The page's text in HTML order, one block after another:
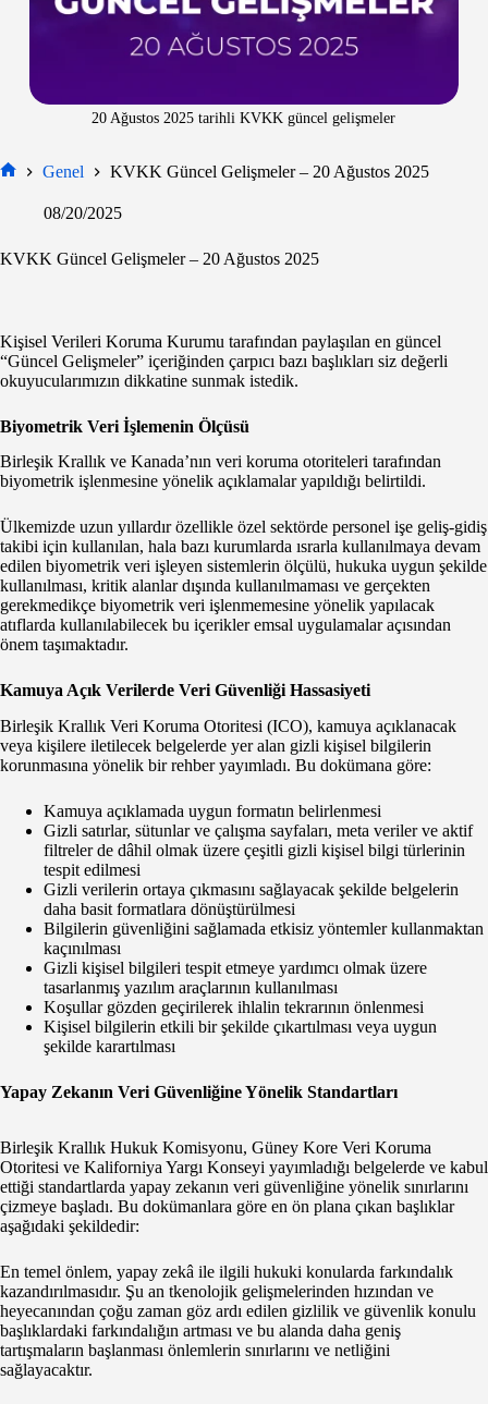
20 Ağustos 2025 tarihli KVKK güncel gelişmeler
Genel KVKK Güncel Gelişmeler – 20 Ağustos 2025
08/20/2025
KVKK Güncel Gelişmeler – 20 Ağustos 2025
Kişisel Verileri Koruma Kurumu tarafından paylaşılan en güncel
“Güncel Gelişmeler” içeriğinden çarpıcı bazı başlıkları siz değerli
okuyucularımızın dikkatine sunmak istedik.
Biyometrik Veri İşlemenin Ölçüsü
Birleşik Krallık ve Kanada’nın veri koruma otoriteleri tarafından
biyometrik işlenmesine yönelik açıklamalar yapıldığı belirtildi.
Ülkemizde uzun yıllardır özellikle özel sektörde personel işe geliş-gidiş
takibi için kullanılan, hala bazı kurumlarda ısrarla kullanılmaya devam
edilen biyometrik veri işleyen sistemlerin ölçülü, hukuka uygun şekilde
kullanılması, kritik alanlar dışında kullanılmaması ve gerçekten
gerekmedikçe biyometrik veri işlenmemesine yönelik yapılacak
atıflarda kullanılabilecek bu içerikler emsal uygulamalar açısından
önem taşımaktadır.
Kamuya Açık Verilerde Veri Güvenliği Hassasiyeti
Birleşik Krallık Veri Koruma Otoritesi (ICO), kamuya açıklanacak
veya kişilere iletilecek belgelerde yer alan gizli kişisel bilgilerin
korunmasına yönelik bir rehber yayımladı. Bu dokümana göre:
Kamuya açıklamada uygun formatın belirlenmesi
Gizli satırlar, sütunlar ve çalışma sayfaları, meta veriler ve aktif
filtreler de dâhil olmak üzere çeşitli gizli kişisel bilgi türlerinin
tespit edilmesi
Gizli verilerin ortaya çıkmasını sağlayacak şekilde belgelerin
daha basit formatlara dönüştürülmesi
Bilgilerin güvenliğini sağlamada etkisiz yöntemler kullanmaktan
kaçınılması
Gizli kişisel bilgileri tespit etmeye yardımcı olmak üzere
tasarlanmış yazılım araçlarının kullanılması
Koşullar gözden geçirilerek ihlalin tekrarının önlenmesi
Kişisel bilgilerin etkili bir şekilde çıkartılması veya uygun
şekilde karartılması
Yapay Zekanın Veri Güvenliğine Yönelik Standartları
Birleşik Krallık Hukuk Komisyonu, Güney Kore Veri Koruma
Otoritesi ve Kaliforniya Yargı Konseyi yayımladığı belgelerde ve kabul
ettiği standartlarda yapay zekanın veri güvenliğine yönelik sınırlarını
çizmeye başladı. Bu dokümanlara göre en ön plana çıkan başlıklar
aşağıdaki şekildedir:
En temel önlem, yapay zekâ ile ilgili hukuki konularda farkındalık
kazandırılmasıdır. Şu an tkenolojik gelişmelerinden hızından ve
heyecanından çoğu zaman göz ardı edilen gizlilik ve güvenlik konulu
başlıklardaki farkındalığın artması ve bu alanda daha geniş
tartışmaların başlanması önlemlerin sınırlarını ve netliğini
sağlayacaktır.